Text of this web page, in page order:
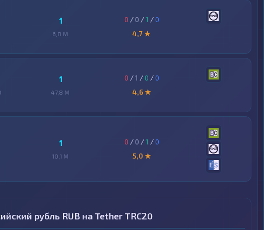
1
6,8 M
0 / 0 /1 /0
4,7 ★
1
47,8 M
0 /1 / 0 /0
4,6 ★
1
10,1 M
0 / 0 /1 /0
5,0 ★
рубль RUB на Tether TRC20